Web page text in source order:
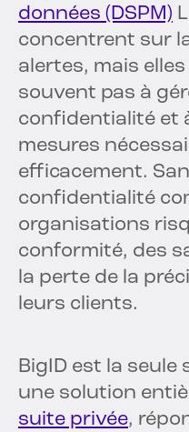
données (DSPM)
concentrent sur
alertes, mais
souvent pas à
confidentialité et
mesures
efficacement.
confidentialité
organisations
conformité, des
la perte de la
leurs clients.
BigID est la seule
une solution
suite privée,